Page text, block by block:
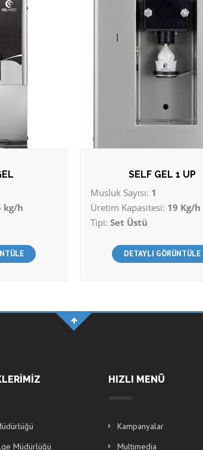
kg/h
SELF GEL 1 UP
Musluk Sayısı: 1
Üretim Kapasitesi: 19 Kg/h
Tipi: Set Üstü
DETAYLI GÖRÜNTÜLE
Müdürlüğü
HIZLI MENÜ
Kampanyalar
Multimedia